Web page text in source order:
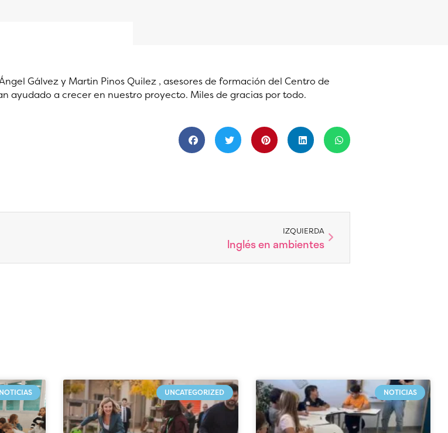
Gálvez y Martin Pinos Quilez , asesores de formación del Centro de
ayudado a crecer en nuestro proyecto. Miles de gracias por todo.
IZQUIERDA
Inglés en ambientes
NOTICIAS UNCATEGORIZED NOTICIAS